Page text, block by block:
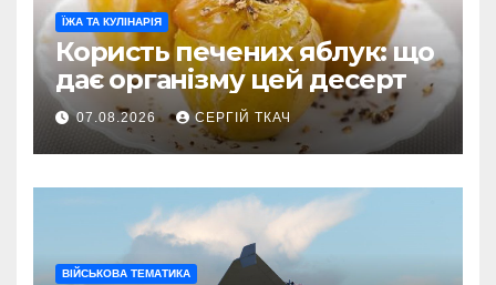
ЇЖА ТА КУЛІНАРІЯ
Користь печених яблук: що
дає організму цей десерт
07.08.2026 СЕРГІЙ ТКАЧ
ВІЙСЬКОВА ТЕМАТИКА